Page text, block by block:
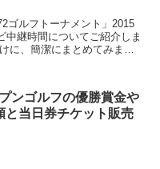
ゴルフトーナメント」2015
中継時間についてご紹介しま
に、簡潔にまとめてみまし
ンゴルフの優勝賞金や
と当日券チケット販売